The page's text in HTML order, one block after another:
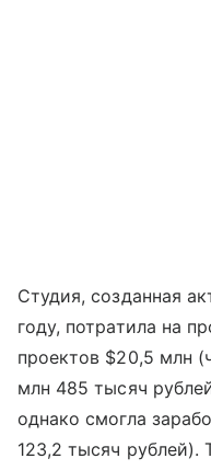
Студия, созданная
году, потратила на
проектов $20,5 млн
млн 485 тысяч
однако смогла
123,2 тысяч